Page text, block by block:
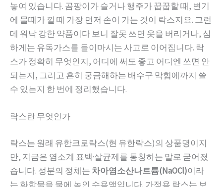
놓여 있습니다. 곰팡이가 슬거나 행주가 꿉꿉할 때, 변기
에 물때가 낄 때 가장 먼저 손이 가는 것이 락스지요. 그런
데 워낙 강한 약품이다 보니 잘못 쓰면 옷을 버리거나, 심
하게는 유독가스를 들이마시는 사고로 이어집니다. 락
스가 정확히 무엇인지, 어디에 써도 좋고 어디엔 쓰면 안
되는지, 그리고 흔히 궁금해하는 배수구 막힘에까지 쓸
수 있는지 한 번에 정리했습니다.
락스란 무엇인가
락스는 원래 유한크로락스(현 유한락스)의 상품명이지
만, 지금은 염소계 표백·살균제를 통칭하는 말로 굳어졌
습니다. 성분의 정체는 차아염소산나트륨(NaOCl)이라
는 화합물을 물에 녹인 수용액입니다. 가정용 락스는 보